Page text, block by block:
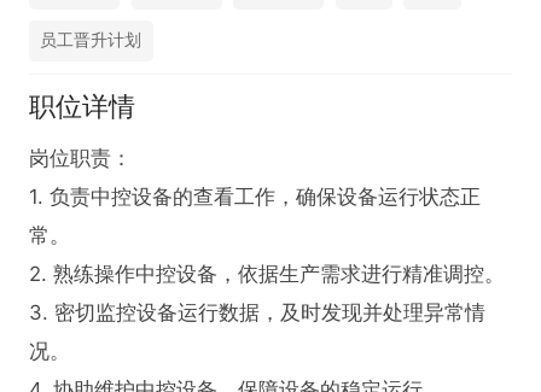
员工晋升计划
职位详情
岗位职责：
1. 负责中控设备的查看工作，确保设备运行状态正
常。
2. 熟练操作中控设备，依据生产需求进行精准调控。
3. 密切监控设备运行数据，及时发现并处理异常情
况。